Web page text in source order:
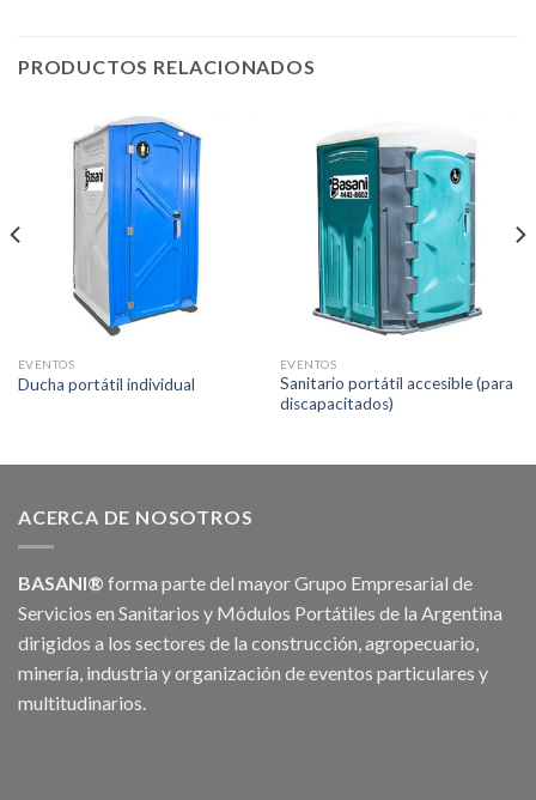
PRODUCTOS RELACIONADOS
EVENTOS
Ducha portátil individual
EVENTOS
Sanitario portátil accesible (para
discapacitados)
ACERCA DE NOSOTROS
BASANI® forma parte del mayor Grupo Empresarial de
Servicios en Sanitarios y Módulos Portátiles de la Argentina
dirigidos a los sectores de la construcción, agropecuario,
minería, industria y organización de eventos particulares y
multitudinarios.